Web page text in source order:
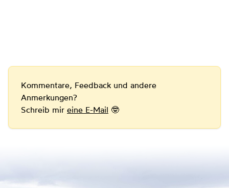
Kommentare, Feedback und andere
Anmerkungen?
Schreib mir eine E-Mail 🤓